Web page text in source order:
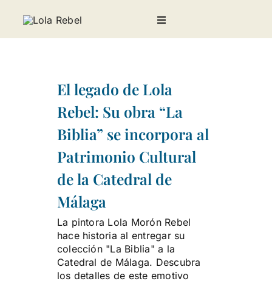
Toggle
Navigation
Sobre Lola RebelEl legado de Lola
Rebel: Su obra “La
Biblia” se incorpora al
Patrimonio Cultural
de la Catedral de
Málaga
La pintora Lola Morón Rebel
hace historia al entregar su
colección "La Biblia" a la
Catedral de Málaga. Descubra
los detalles de este emotivo